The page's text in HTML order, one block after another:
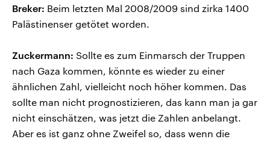
Breker: Beim letzten Mal 2008/2009 sind zirka 1400
Palästinenser getötet worden.
Zuckermann: Sollte es zum Einmarsch der Truppen
nach Gaza kommen, könnte es wieder zu einer
ähnlichen Zahl, vielleicht noch höher kommen. Das
sollte man nicht prognostizieren, das kann man ja gar
nicht einschätzen, was jetzt die Zahlen anbelangt.
Aber es ist ganz ohne Zweifel so, dass wenn die